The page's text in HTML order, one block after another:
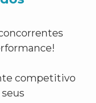
competitivo